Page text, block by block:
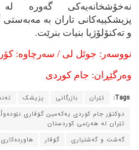
نه‌خۆشخانه‌یه‌کی گه‌وره‌
پزیشکییه‌کانی تاران به‌
و ته‌کنۆلۆژیا بنیات بنرێت‌.
نووسه‌ر: جوئل لی / سه‌رچاوه‌:
وه‌رگێڕان: جام کوردی
Tags: ئێران بازرگانی پزیشک
دوکتۆر جام کوردی یه‌که‌مین گۆڤاری
ئێران له‌ هه‌رێمی کوردستان
گه‌شت و گه‌شتیاری
گۆڤار هاورده‌کاری